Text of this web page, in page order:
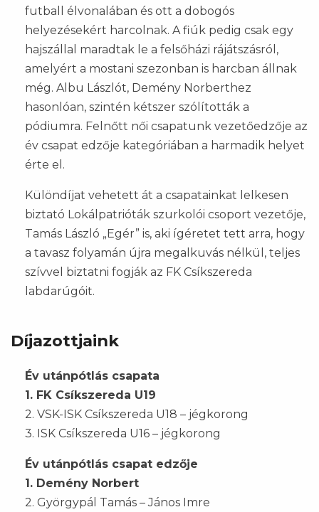
futball élvonalában és ott a dobogós
helyezésekért harcolnak. A fiúk pedig csak egy
hajszállal maradtak le a felsőházi rájátszásról,
amelyért a mostani szezonban is harcban állnak
még. Albu Lászlót, Demény Norberthez
hasonlóan, szintén kétszer szólították a
pódiumra. Felnőtt női csapatunk vezetőedzője az
év csapat edzője kategóriában a harmadik helyet
érte el.
Különdíjat vehetett át a csapatainkat lelkesen
biztató Lokálpatrióták szurkolói csoport vezetője,
Tamás László „Egér” is, aki ígéretet tett arra, hogy
a tavasz folyamán újra megalkuvás nélkül, teljes
szívvel biztatni fogják az FK Csíkszereda
labdarúgóit.
Díjazottjaink
Év utánpótlás csapata
1. FK Csíkszereda U19
2. VSK-ISK Csíkszereda U18 – jégkorong
3. ISK Csíkszereda U16 – jégkorong
Év utánpótlás csapat edzője
1. Demény Norbert
2. Györgypál Tamás – János Imre